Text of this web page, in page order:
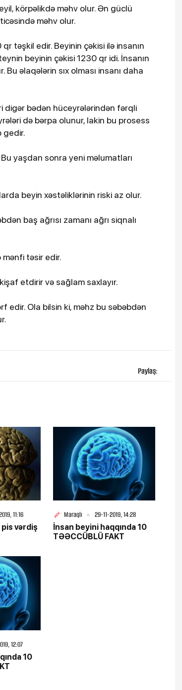
körpəlikdə məhv olur. Ən güclü
məhv olur.
təşkil edir. Beyinin çəkisi ilə insanın
beyinin çəkisi 1230 qr idi. İnsanın
Bu əlaqələrin sıx olması insanı daha
digər bədən hüceyrələrindən fərqli
də bərpa olunur, lakin bu prosess
gedir.
yaşdan sonra yeni məlumatları
beyin xəstəliklərinin riski az olur.
baş ağrısı zamanı ağrı siqnalı
təsir edir.
etdirir və sağlam saxlayır.
edir. Ola bilsin ki, məhz bu səbəbdən
Paylaş:
11:16
vərdiş
Maraqlı
29-11-2019, 14:28
İnsan beyini haqqında 10
TƏƏCCÜBLÜ FAKT
12:07
10